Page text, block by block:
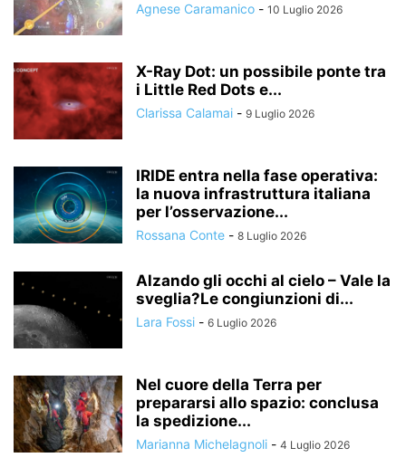
Agnese Caramanico - 10 Luglio 2026
X-Ray Dot: un possibile ponte tra
i Little Red Dots e...
Clarissa Calamai - 9 Luglio 2026
IRIDE entra nella fase operativa:
la nuova infrastruttura italiana
per l’osservazione...
Rossana Conte - 8 Luglio 2026
Alzando gli occhi al cielo – Vale la
sveglia?Le congiunzioni di...
Lara Fossi - 6 Luglio 2026
Nel cuore della Terra per
prepararsi allo spazio: conclusa
la spedizione...
Marianna Michelagnoli - 4 Luglio 2026